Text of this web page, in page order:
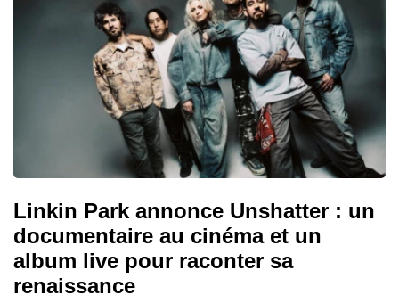
Linkin Park annonce Unshatter : un
documentaire au cinéma et un
album live pour raconter sa
renaissance